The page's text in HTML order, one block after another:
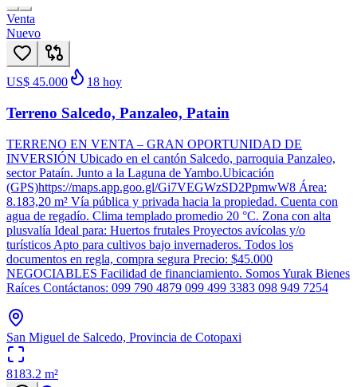
Venta
Nuevo
US$ 45.000 18 hoy
Terreno Salcedo, Panzaleo, Patain
TERRENO EN VENTA – GRAN OPORTUNIDAD DE
INVERSIÓN Ubicado en el cantón Salcedo, parroquia Panzaleo,
sector Pataín. Junto a la Laguna de Yambo.Ubicación
(GPS)https://maps.app.goo.gl/Gi7VEGWzSD2PpmwW8 Área:
8.183,20 m² Vía pública y privada hacia la propiedad. Cuenta con
agua de regadío. Clima templado promedio 20 °C. Zona con alta
plusvalía Ideal para: Huertos frutales Proyectos avícolas y/o
turísticos Apto para cultivos bajo invernaderos. Todos los
documentos en regla, compra segura Precio: $45.000
NEGOCIABLES Facilidad de financiamiento. Somos Yurak Bienes
Raíces Contáctanos: 099 790 4879 099 499 3383 098 949 7254
San Miguel de Salcedo, Provincia de Cotopaxi
8183.2 m²